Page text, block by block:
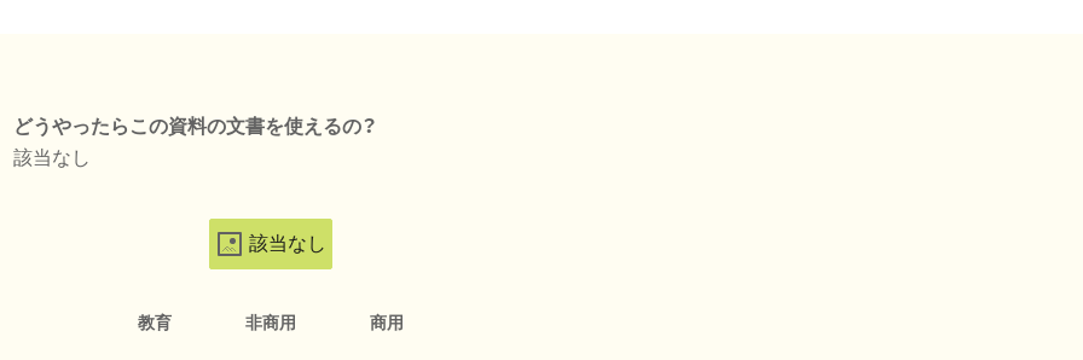
どうやったらこの資料の文書を使えるの？
該当なし
該当なし
教育 非商用 商用